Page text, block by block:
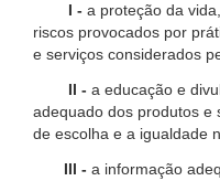
I - a proteção da
riscos provocados por
e serviços considerados
II - a educação e
adequado dos produtos e
de escolha e a igualdade
III - a informação